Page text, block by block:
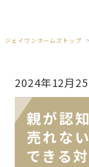
ジェイワンホームズトップ
2024年12月
親が認
売れな
できる